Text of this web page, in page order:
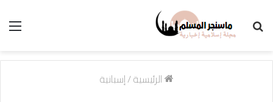
الرئيسية/إسبانية